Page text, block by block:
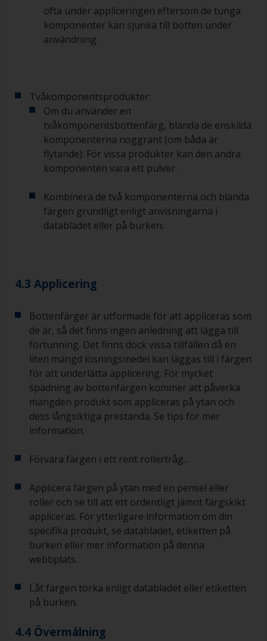
För att rengöra penslar, häll upp lite förtunning i
en lämplig behållare så att du kan göra rent dem
om dess borst börjar täppas till på grund av
härdad eller förtjockad färg.
Om du märker av rinningar när färgen appliceras
är den antingen för tunn eller så använder du för
mycket.
Undvik att använda färg direkt från burken
eftersom det kan medföra kontaminering och
att färgen åldras i förtid på grund av avdunstning
förväntar dig att använda inom 30 minuter i en
separat behållare.
Gamla syltburkar eller torra, rena plåtburkar kan
färg och härdare för de mindre jobben.
bottenfärg måste du se till att övermålningstiden
mellan sista appliceringen av epoxigrundfärgen
och det första skiktet bottenfärg inte är längre
än vad som anges i databladet eller på etiketten.
Detta gäller särskilt för epoxibaserade
grundfärger. Om du missar det här intervallet
måste du antingen slipa grundfärgen eller
applicera ett till skikt och se till att du inte missar
övermålningsintervallet vid detta andra försök.
rinningar (eller innehåller kontamineringar) som
Börja med 220 papper och om det sätts igen
kan du använda 120 papper. Om du använder
grövre slippapper riskerar du att avlägsna för
mycket av produkten och/eller slipa ner till
underlaget. På etiketten finns
övermålningsinformation, som tex
övermålningstid för bottenfärg.
ofta under appliceringen eftersom de tunga
komponenter kan sjunka till botten under
användning.
Tvåkomponentsprodukter:
Om du använder en
tvåkomponentsbottenfärg, blanda de enskilda
komponenterna noggrant (om båda är
flytande). För vissa produkter kan den andra
komponenten vara ett pulver.
Kombinera de två komponenterna och blanda
färgen grundligt enligt anvisningarna i
databladet eller på burken.
4.3 Applicering
Bottenfärger är utformade för att appliceras som
de är, så det finns ingen anledning att lägga till
förtunning. Det finns dock vissa tillfällen då en
liten mängd lösningsmedel kan läggas till i färgen
för att underlätta applicering. För mycket
spädning av bottenfärgen kommer att påverka
mängden produkt som appliceras på ytan och
dess långsiktiga prestanda. Se tips för mer
information.
Förvara färgen i ett rent rollertråg..
Applicera färgen på ytan med en pensel eller
roller och se till att ett ordentligt jämnt färgskikt
appliceras. För ytterligare information om din
specifika produkt, se databladet, etiketten på
burken eller mer information på denna
webbplats.
Låt färgen torka enligt databladet eller etiketten
på burken.
4.4 Övermålning